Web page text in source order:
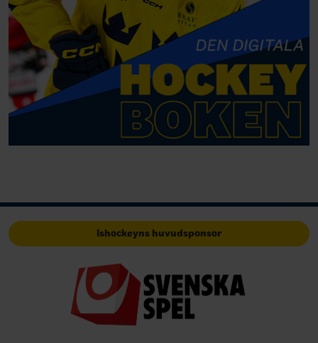
Ishockeyns huvudsponsor